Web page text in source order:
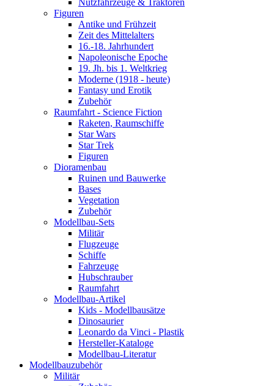
Nutzfahrzeuge & Traktoren
Figuren
Antike und Frühzeit
Zeit des Mittelalters
16.-18. Jahrhundert
Napoleonische Epoche
19. Jh. bis 1. Weltkrieg
Moderne (1918 - heute)
Fantasy und Erotik
Zubehör
Raumfahrt - Science Fiction
Raketen, Raumschiffe
Star Wars
Star Trek
Figuren
Dioramenbau
Ruinen und Bauwerke
Bases
Vegetation
Zubehör
Modellbau-Sets
Militär
Flugzeuge
Schiffe
Fahrzeuge
Hubschrauber
Raumfahrt
Modellbau-Artikel
Kids - Modellbausätze
Dinosaurier
Leonardo da Vinci - Plastik
Hersteller-Kataloge
Modellbau-Literatur
Modellbauzubehör
Militär